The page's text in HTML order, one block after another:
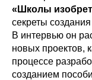
«Школы
секреты
В интервью он
новых проектов,
процессе
созданием